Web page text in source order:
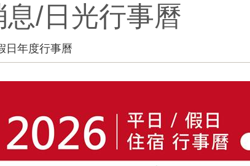
息/日光行事曆
日年度行事曆